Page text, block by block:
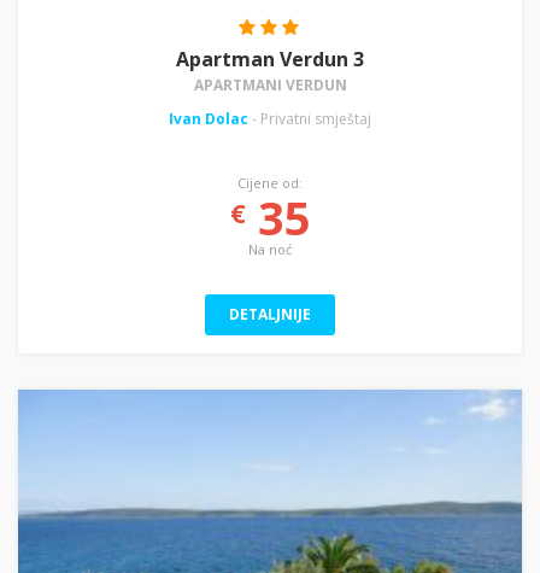
Apartman Verdun 3
APARTMANI VERDUN
Ivan Dolac - Privatni smještaj
Cijene od:
€35
Na noć
DETALJNIJE